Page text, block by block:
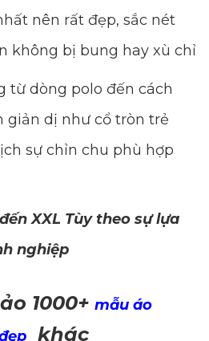
nên rất đẹp, sắc nét
không bị bung hay xù chỉ
từ dòng polo đến cách
giản dị như cổ tròn trẻ
sự chỉn chu phù hợp
XXL Tùy theo sự lựa
nghiệp
1000+ mẫu áo
khác